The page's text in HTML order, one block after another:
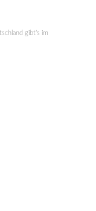
gibt’s im